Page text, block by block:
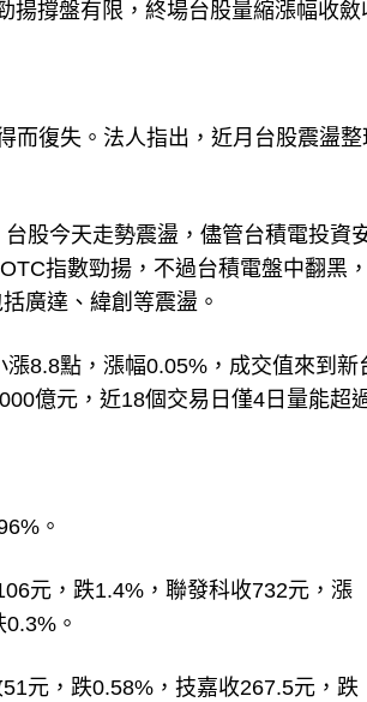
揚撐盤有限，終場台股量縮漲幅收斂
而復失。法人指出，近月台股震盪整
股今天走勢震盪，儘管台積電投資
指數勁揚，不過台積電盤中翻黑
廣達、緯創等震盪。
8.8點，漲幅0.05%，成交值來到新
億元，近18個交易日僅4日量能超
。
元，跌1.4%，聯發科收732元，漲
。
元，跌0.58%，技嘉收267.5元，跌